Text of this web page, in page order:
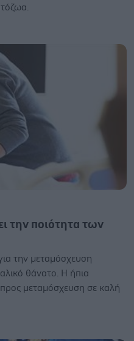
την ποιότητα των
την μεταμόσχευση
θάνατο. Η ήπια
μεταμόσχευση σε καλή